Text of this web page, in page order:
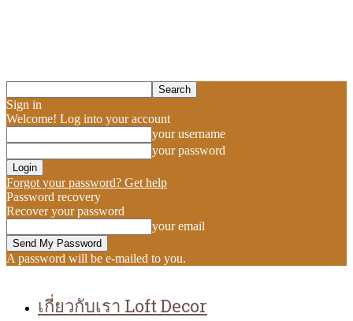
Sign in
Welcome! Log into your account
your username
your password
Forgot your password? Get help
Password recovery
Recover your password
your email
A password will be e-mailed to you.
เกี่ยวกับเรา Loft Decor